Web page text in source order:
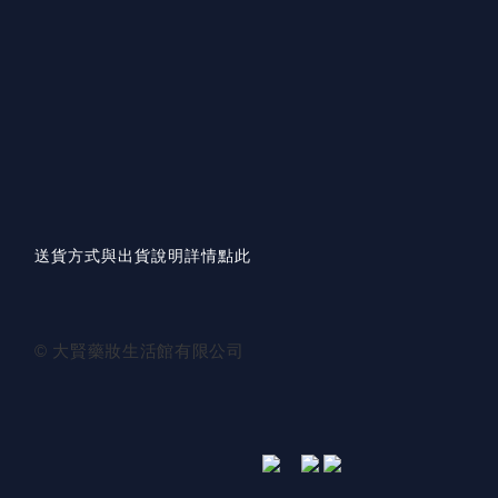
送貨方式與出貨說明詳情點此
© 大賢藥妝生活館有限公司